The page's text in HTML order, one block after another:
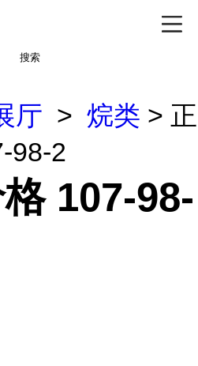
搜索
厅 > 烷类 > 正
98-2
107-98-